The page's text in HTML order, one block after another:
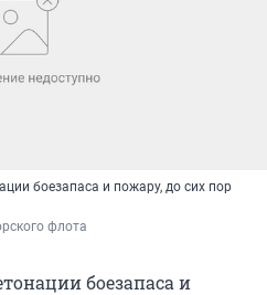
боезапаса и пожару, до сих пор
флота
боезапаса и